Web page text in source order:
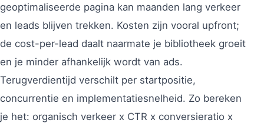
geoptimaliseerde pagina kan maanden lang verkeer
en leads blijven trekken. Kosten zijn vooral upfront;
de cost-per-lead daalt naarmate je bibliotheek groeit
en je minder afhankelijk wordt van ads.
Terugverdientijd verschilt per startpositie,
concurrentie en implementatiesnelheid. Zo bereken
je het: organisch verkeer x CTR x conversieratio x